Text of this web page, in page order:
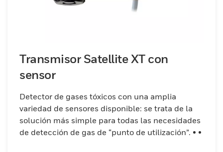
Transmisor Satellite XT con
sensor
Detector de gases tóxicos con una amplia
variedad de sensores disponible: se trata de la
solución más simple para todas las necesidades
de detección de gas de “punto de utilización”. • •